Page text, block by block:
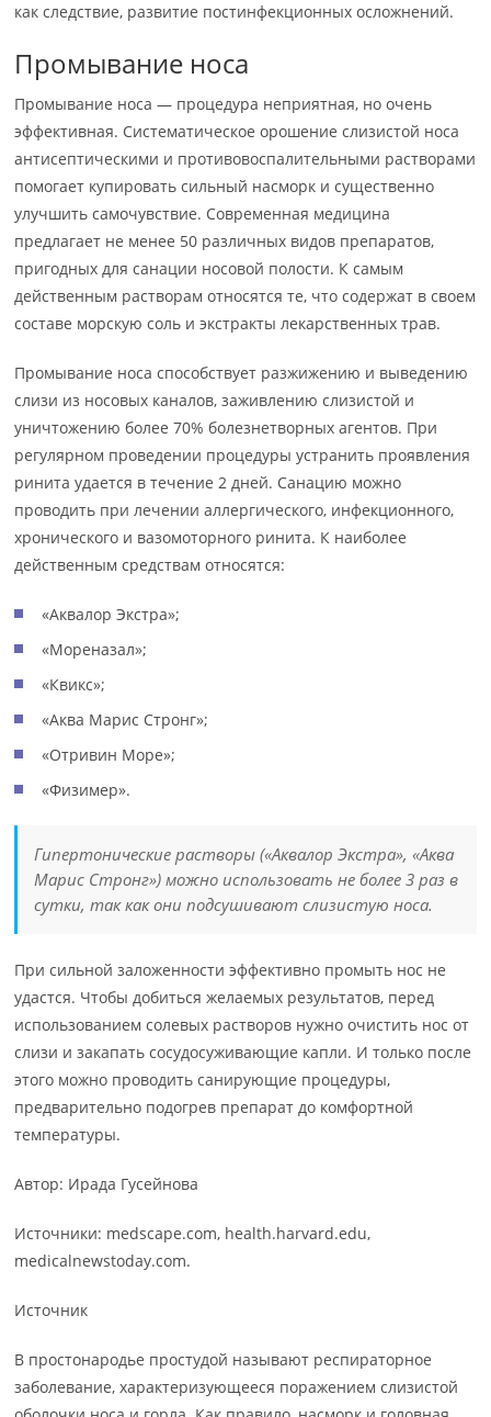
как следствие, развитие постинфекционных осложнений.
Промывание носа
Промывание носа — процедура неприятная, но очень
эффективная. Систематическое орошение слизистой носа
антисептическими и противовоспалительными растворами
помогает купировать сильный насморк и существенно
улучшить самочувствие. Современная медицина
предлагает не менее 50 различных видов препаратов,
пригодных для санации носовой полости. К самым
действенным растворам относятся те, что содержат в своем
составе морскую соль и экстракты лекарственных трав.
Промывание носа способствует разжижению и выведению
слизи из носовых каналов, заживлению слизистой и
уничтожению более 70% болезнетворных агентов. При
регулярном проведении процедуры устранить проявления
ринита удается в течение 2 дней. Санацию можно
проводить при лечении аллергического, инфекционного,
хронического и вазомоторного ринита. К наиболее
действенным средствам относятся:
«Аквалор Экстра»;
«Мореназал»;
«Квикс»;
«Аква Марис Стронг»;
«Отривин Море»;
«Физимер».
Гипертонические растворы («Аквалор Экстра», «Аква
Марис Стронг») можно использовать не более 3 раз в
сутки, так как они подсушивают слизистую носа.
При сильной заложенности эффективно промыть нос не
удастся. Чтобы добиться желаемых результатов, перед
использованием солевых растворов нужно очистить нос от
слизи и закапать сосудосуживающие капли. И только после
этого можно проводить санирующие процедуры,
предварительно подогрев препарат до комфортной
температуры.
Автор: Ирада Гусейнова
Источники: medscape.com, health.harvard.edu,
medicalnewstoday.com.
Источник
В простонародье простудой называют респираторное
заболевание, характеризующееся поражением слизистой